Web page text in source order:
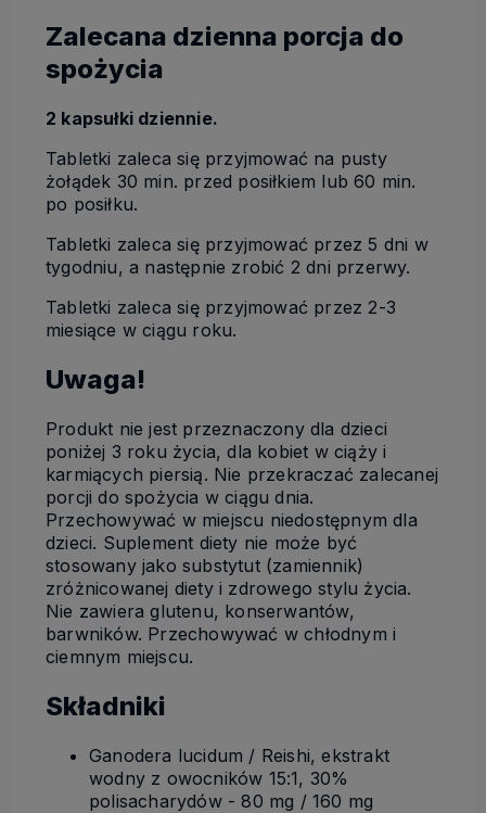
Zalecana dzienna porcja do
spożycia
2 kapsułki dziennie.
Tabletki zaleca się przyjmować na pusty
żołądek 30 min. przed posiłkiem lub 60 min.
po posiłku.
Tabletki zaleca się przyjmować przez 5 dni w
tygodniu, a następnie zrobić 2 dni przerwy.
Tabletki zaleca się przyjmować przez 2-3
miesiące w ciągu roku.
Uwaga!
Produkt nie jest przeznaczony dla dzieci
poniżej 3 roku życia, dla kobiet w ciąży i
karmiących piersią. Nie przekraczać zalecanej
porcji do spożycia w ciągu dnia.
Przechowywać w miejscu niedostępnym dla
dzieci. Suplement diety nie może być
stosowany jako substytut (zamiennik)
zróżnicowanej diety i zdrowego stylu życia.
Nie zawiera glutenu, konserwantów,
barwników. Przechowywać w chłodnym i
ciemnym miejscu.
Składniki
Ganodera lucidum / Reishi, ekstrakt
wodny z owocników 15:1, 30%
polisacharydów - 80 mg / 160 mg